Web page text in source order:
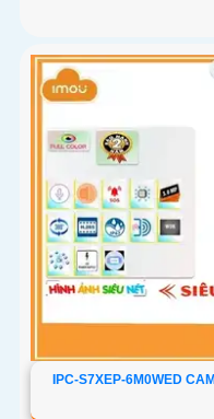
IPC-S7XEP-6M0WED